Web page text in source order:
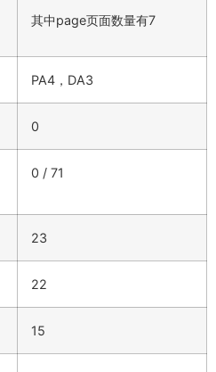
其中page页面数量有7
PA4，DA3
0
0 / 71
23
22
15